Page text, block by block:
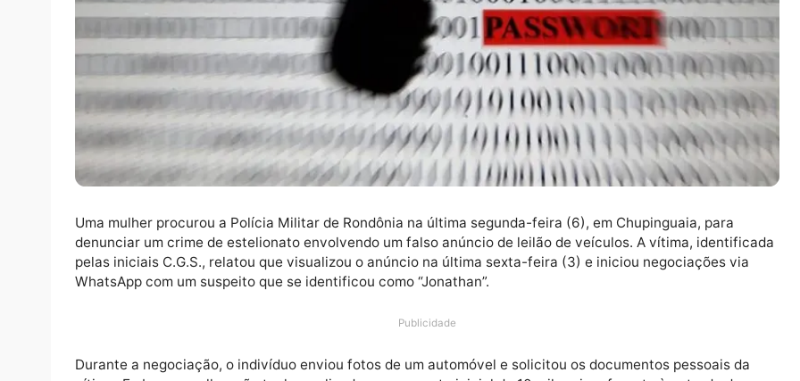
denunciar um crime de estelionato envolvendo um falso anúncio de leilão de veículos. A vítima,
WhatsApp com um suspeito que se identificou como “Jonathan”.